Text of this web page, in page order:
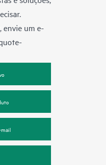
envie um e-